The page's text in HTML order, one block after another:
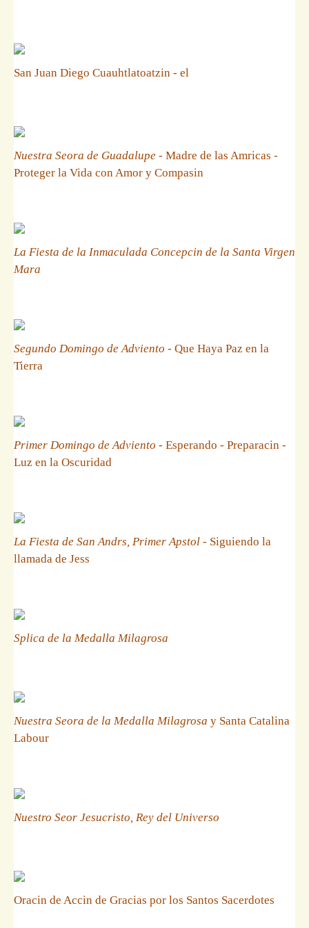
San Juan Diego Cuauhtlatoatzin - el
Nuestra Seora de Guadalupe - Madre de las Amricas -
Proteger la Vida con Amor y Compasin
La Fiesta de la Inmaculada Concepcin de la Santa Virgen
Mara
Segundo Domingo de Adviento - Que Haya Paz en la
Tierra
Primer Domingo de Adviento - Esperando - Preparacin -
Luz en la Oscuridad
La Fiesta de San Andrs, Primer Apstol - Siguiendo la
llamada de Jess
Splica de la Medalla Milagrosa
Nuestra Seora de la Medalla Milagrosa y Santa Catalina
Labour
Nuestro Seor Jesucristo, Rey del Universo
Oracin de Accin de Gracias por los Santos Sacerdotes